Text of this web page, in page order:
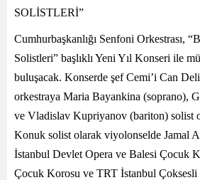
SOLİSTLERİ”
Cumhurbaşkanlığı Senfoni Orkestrası,
Solistleri” başlıklı Yeni Yıl Konseri ile
buluşacak. Konserde şef Cemi’i Can
orkestraya Maria Bayankina (soprano),
ve Vladislav Kupriyanov (bariton) solist
Konuk solist olarak viyolonselde Jamal
İstanbul Devlet Opera ve Balesi Çocuk
Çocuk Korosu ve TRT İstanbul